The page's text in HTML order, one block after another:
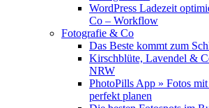
WordPress Ladezeit
Co – Workflow
Fotografie & Co
Das Beste kommt zum
Kirschblüte, Lavendel &
NRW
PhotoPills App » Fotos
perfekt planen